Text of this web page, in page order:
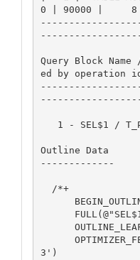
0 | 90000 |     8
Query Block
ed by operation
Outline Data
-------------
3')